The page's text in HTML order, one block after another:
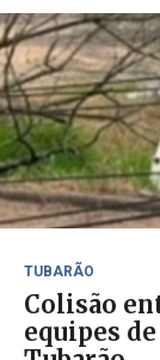
TUBARÃO
Colisão
equipes